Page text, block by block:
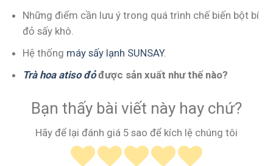
Những điểm cần lưu ý trong quá trình chế biến bột bí
đỏ sấy khô.
Hệ thống máy sấy lạnh SUNSAY.
Trà hoa atiso đỏđược sản xuất như thế nào?
Bạn thấy bài viết này hay chứ?
Hãy để lại đánh giá 5 sao để kích lệ chúng tôi